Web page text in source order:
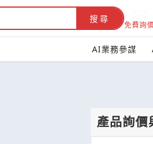
搜尋
免費詢
AI業務參謀
產品詢價